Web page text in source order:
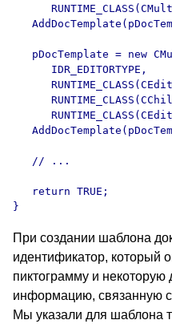
pDocTemplate = new
      IDR_EDITORTYPE,
   // ...
   return TRUE;
При создании шаблона
идентификатор, который
пиктограмму и некоторую
информацию, связанную
Мы указали для шаблона